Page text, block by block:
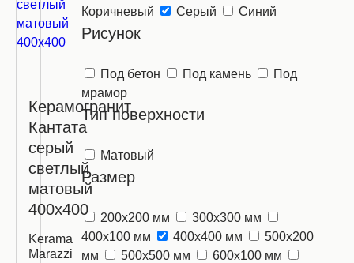
Коричневый
Серый Синий
Рисунок
Под бетон Под камень
Под
мрамор
Тип поверхности
Матовый
Размер
200х200 мм
300х300 мм
400х100 мм
400х400 мм
500х200
мм
500х500 мм
600х100 мм
Керамогранит
Кантата
серый
светлый
матовый
400х400
Kerama
Marazzi